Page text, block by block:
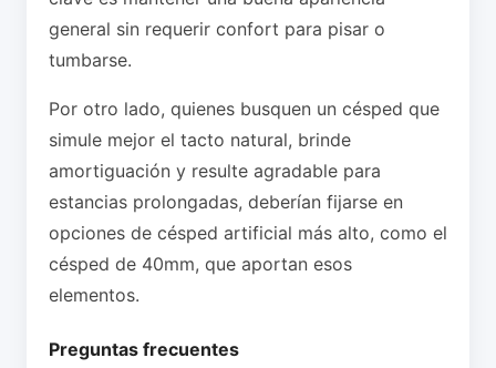
general sin requerir confort para pisar o
tumbarse.
Por otro lado, quienes busquen un césped que
simule mejor el tacto natural, brinde
amortiguación y resulte agradable para
estancias prolongadas, deberían fijarse en
opciones de césped artificial más alto, como el
césped de 40mm, que aportan esos
elementos.
Preguntas frecuentes